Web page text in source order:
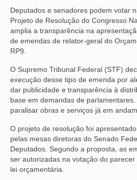
NOSSA HISTÓRIA
SUBSEDES
BAURU
PRESIDENTE PRUDENTE
RIBEIRÃO PRETO
SÃO JOSÉ DOS CAMPOS
SÃO JOSÉ DO RIO PRETO
Deputados e senadores podem votar
Projeto de Resolução do Congresso
amplia a transparência na
de emendas de relator-geral do
RP9.
O Supremo Tribunal Federal (STF)
execução desse tipo de emenda por
dar publicidade e transparência à
base em demandas de parlamentares.
paralisar obras e serviços já em
O projeto de resolução foi
pelas mesas diretoras do Senado
Deputados. Segundo a proposta, as
ser autorizadas na votação do
lei orçamentária.